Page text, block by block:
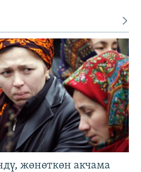
жөнөткөн акчама